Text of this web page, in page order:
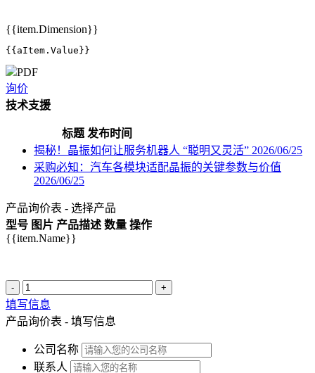
{{item.Dimension}}
{{aItem.Value}}
PDF
询价
技术支援
标题 发布时间
揭秘！晶振如何让服务机器人 “聪明又灵活” 2026/06/25
采购必知：汽车各模块适配晶振的关键参数与价值
2026/06/25
产品询价表 - 选择产品
型号 图片 产品描述 数量 操作
{{item.Name}}
- +
填写信息
产品询价表 - 填写信息
公司名称
联系人